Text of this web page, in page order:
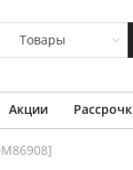
Товары
Акции